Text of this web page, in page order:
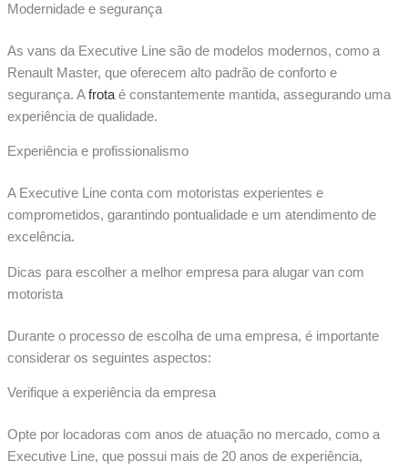
Modernidade e segurança
As vans da Executive Line são de modelos modernos, como a
Renault Master, que oferecem alto padrão de conforto e
segurança. Afrotaé constantemente mantida, assegurando uma
experiência de qualidade.
Experiência e profissionalismo
A Executive Line conta com motoristas experientes e
comprometidos, garantindo pontualidade e um atendimento de
excelência.
Dicas para escolher a melhor empresa para alugar van com
motorista
Durante o processo de escolha de uma empresa, é importante
considerar os seguintes aspectos:
Verifique a experiência da empresa
Opte por locadoras com anos de atuação no mercado, como a
Executive Line, que possui mais de 20 anos de experiência,